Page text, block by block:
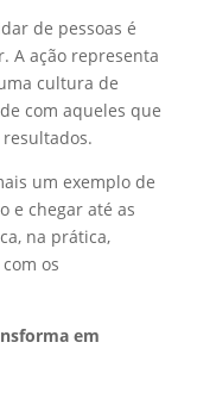
de pessoas é
A ação representa
cultura de
com aqueles que
um exemplo de
e chegar até as
na prática,
os
em